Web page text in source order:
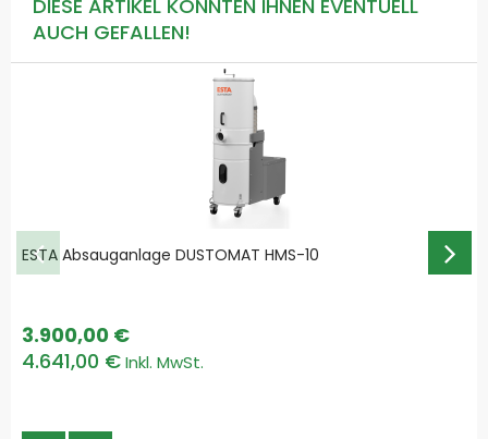
DIESE ARTIKEL KÖNNTEN IHNEN EVENTUELL
AUCH GEFALLEN!
ESTA Absauganlage DUSTOMAT HMS-10
4.641,00 €
3.900,00 €